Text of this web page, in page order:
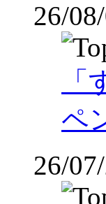
26/
ペ
26/